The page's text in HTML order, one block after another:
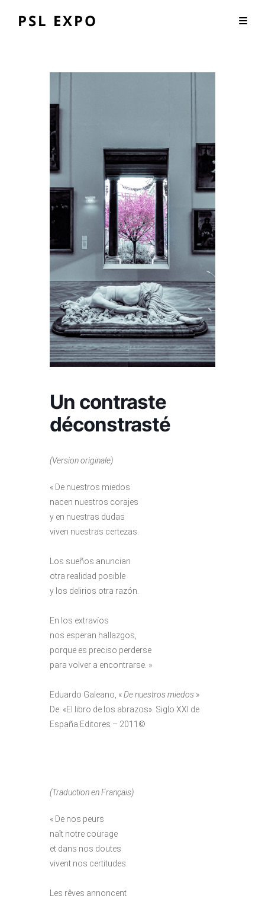
PSL EXPO
Un contraste
déconstrasté
(Version originale)
« De nuestros miedos
nacen nuestros corajes
y en nuestras dudas
viven nuestras certezas.
Los sueños anuncian
otra realidad posible
y los delirios otra razón.
En los extravíos
nos esperan hallazgos,
porque es preciso perderse
para volver a encontrarse. »
Eduardo Galeano, «De nuestros miedos »
De: «El libro de los abrazos». Siglo XXI de
España Editores – 2011©
(Traduction en Français)
« De nos peurs
naît notre courage
et dans nos doutes
vivent nos certitudes.
Les rêves annoncent